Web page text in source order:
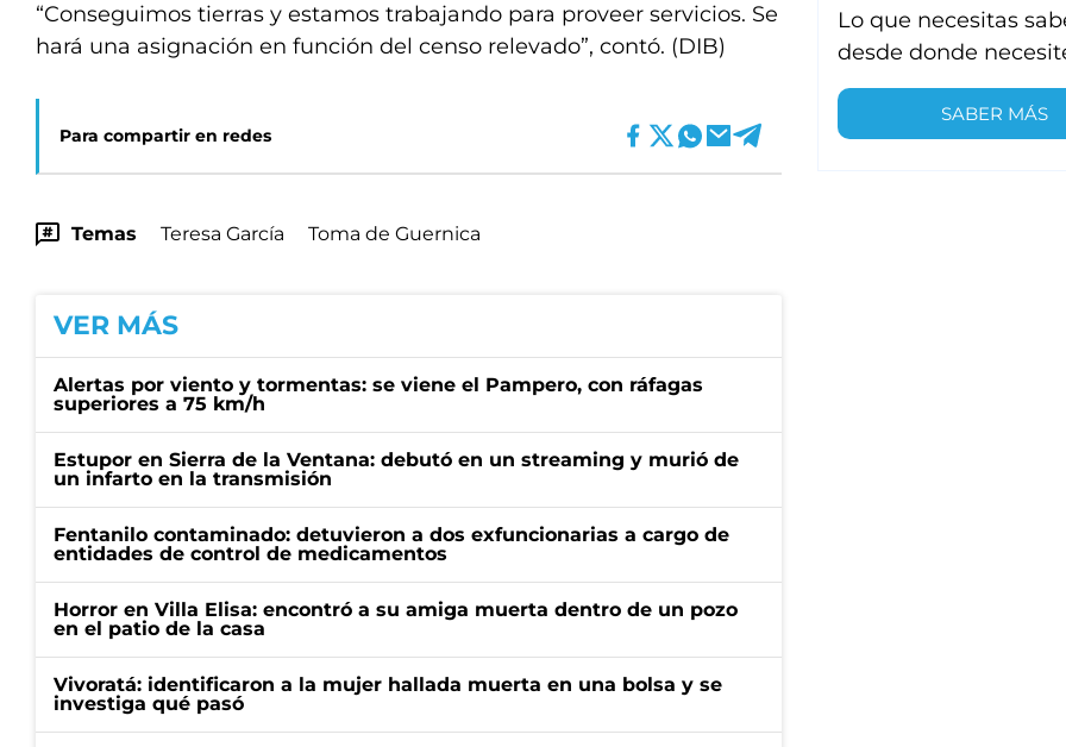
“Conseguimos tierras y estamos trabajando para proveer servicios. Se
hará una asignación en función del censo relevado”, contó. (DIB)
Para compartir en redes
Temas Teresa García Toma de Guernica
VER MÁS
Alertas por viento y tormentas: se viene el Pampero, con ráfagas
superiores a 75 km/h
Estupor en Sierra de la Ventana: debutó en un streaming y murió de
un infarto en la transmisión
Fentanilo contaminado: detuvieron a dos exfuncionarias a cargo de
entidades de control de medicamentos
Horror en Villa Elisa: encontró a su amiga muerta dentro de un pozo
en el patio de la casa
Vivoratá: identificaron a la mujer hallada muerta en una bolsa y se
investiga qué pasó
Lo que necesitas
desde donde
SABER MÁS